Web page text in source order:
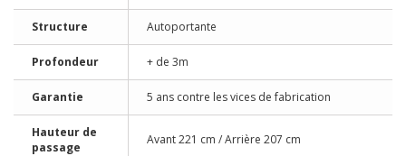
Structure Autoportante
Profondeur + de 3m
Garantie 5 ans contre les vices de fabrication
Hauteur de
passage
Avant 221 cm / Arrière 207 cm